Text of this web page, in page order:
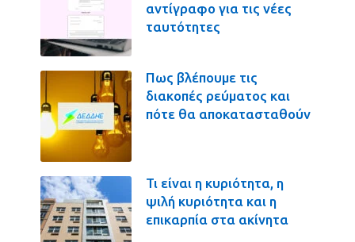
αντίγραφο για τις νέες
ταυτότητες
Πως βλέπουμε τις
διακοπές ρεύματος και
πότε θα αποκατασταθούν
Τι είναι η κυριότητα, η
ψιλή κυριότητα και η
επικαρπία στα ακίνητα